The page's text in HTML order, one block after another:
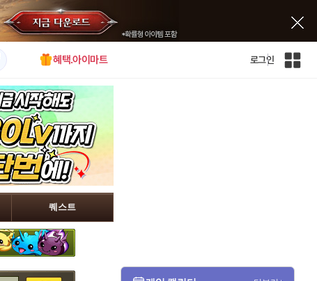
혜택.아이마트 로그인
인
퀘스트